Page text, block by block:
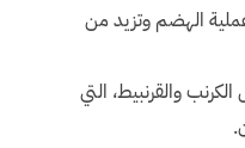
الهضم وتزيد من
الكرنب والقرنبيط، التي